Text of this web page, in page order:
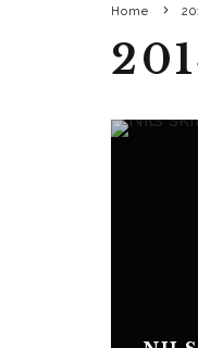
Home